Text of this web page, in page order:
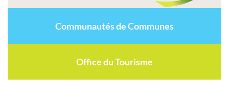
Communautés de Communes
Office du Tourisme